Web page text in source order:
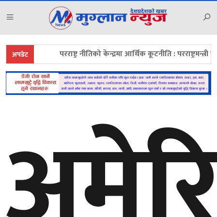
अपडेट परराष्ट्र नीतिको केन्द्रमा आर्थिक कूटनीति : परराष्ट्रमन्त्री खनाल